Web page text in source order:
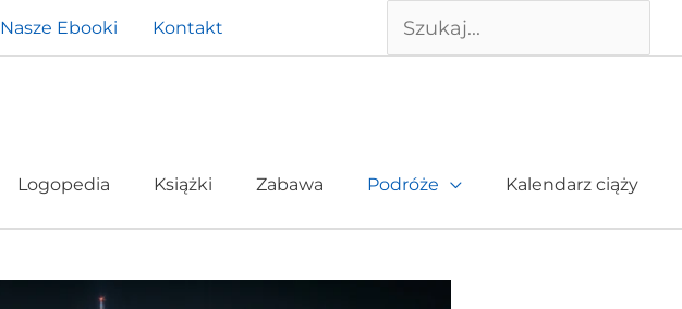
Nasze Ebooki Kontakt Szukaj
Logopedia Książki Zabawa Podróże Kalendarz ciąży